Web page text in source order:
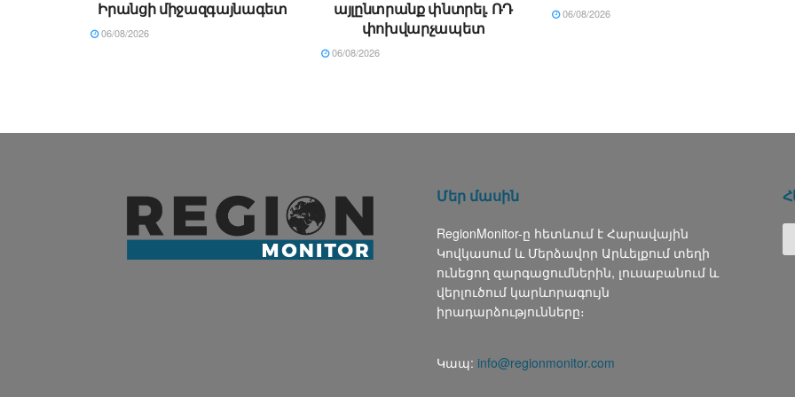
Իրանցի միջազգայնագետ
06/08/2026
այլընտրանք փնտրել. ՌԴ
փոխվարչապետ
06/08/2026
06/08/2026
Մեր մասին
RegionMonitor-ը հետևում է Հարավային
Կովկասում և Մերձավոր Արևելքում տեղի
ունեցող զարգացումներին, լուսաբանում և
վերլուծում կարևորագույն
իրադարձությունները։
Կապ: info@regionmonitor.com